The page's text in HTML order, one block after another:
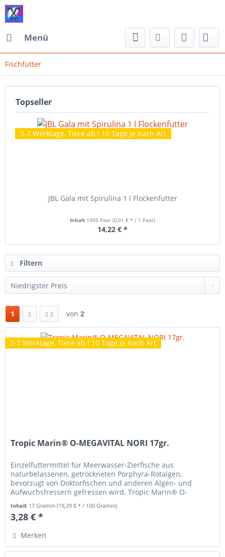
Menü
Fischfutter
Topseller
3-7 Werktage, Tiere ab ! 10 Tage je nach Art
JBL Gala mit Spirulina 1 l Flockenfutter
Inhalt 1000 Paar (0,01 € * / 1 Paar)
14,22 € *
Filtern
1 von 2
3-7 Werktage, Tiere ab ! 10 Tage je nach Art
Tropic Marin® O-MEGAVITAL NORI 17gr.
Einzelfuttermittel für Meerwasser-Zierfische aus
naturbelassenen, getrockneten Porphyra-Rotalgen,
bevorzugt von Doktorfischen und anderen Algen- und
Aufwuchsfressern gefressen wird. Tropic Marin® O-
Inhalt 17 Gramm(19,29 € * / 100 Gramm)
3,28 € *
Merken